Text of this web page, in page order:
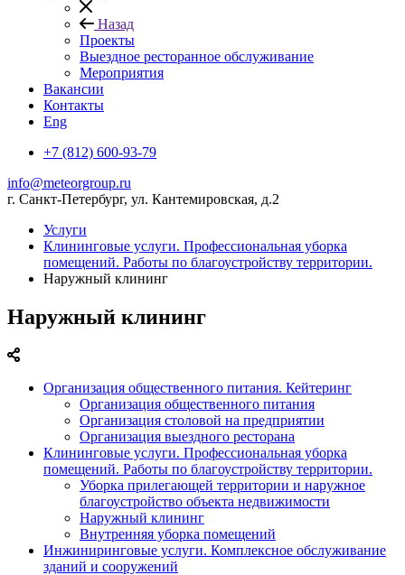
Назад
Проекты
Выездное ресторанное обслуживание
Мероприятия
Вакансии
Контакты
Eng
+7 (812) 600-93-79
info@meteorgroup.ru
г. Санкт-Петербург, ул. Кантемировская, д.2
Услуги
Клининговые услуги. Профессиональная уборка
помещений. Работы по благоустройству территории.
Наружный клининг
Наружный клининг
Организация общественного питания. Кейтеринг
Организация общественного питания
Организация столовой на предприятии
Организация выездного ресторана
Клининговые услуги. Профессиональная уборка
помещений. Работы по благоустройству территории.
Уборка прилегающей территории и наружное
благоустройство объекта недвижимости
Наружный клининг
Внутренняя уборка помещений
Инжиниринговые услуги. Комплексное обслуживание
зданий и сооружений